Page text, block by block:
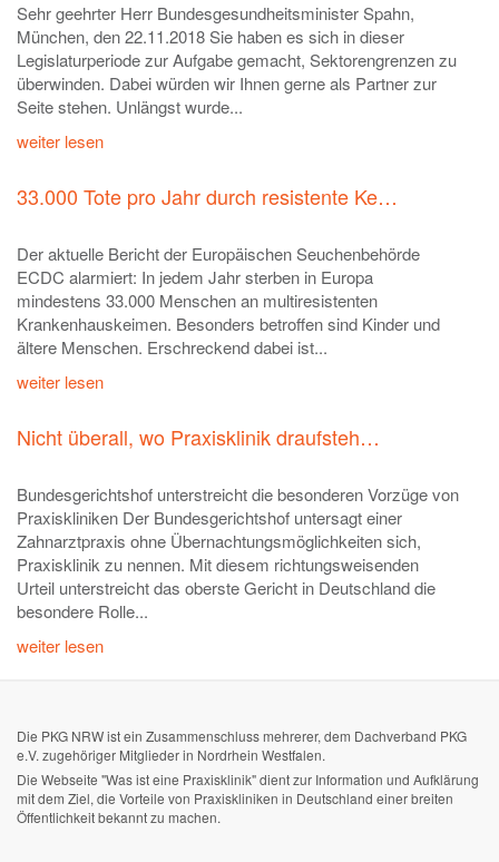
Sehr geehrter Herr Bundesgesundheitsminister Spahn,
München, den 22.11.2018 Sie haben es sich in dieser
Legislaturperiode zur Aufgabe gemacht, Sektorengrenzen zu
überwinden. Dabei würden wir Ihnen gerne als Partner zur
Seite stehen. Unlängst wurde...
weiter lesen
33.000 Tote pro Jahr durch resistente Ke…
Der aktuelle Bericht der Europäischen Seuchenbehörde
ECDC alarmiert: In jedem Jahr sterben in Europa
mindestens 33.000 Menschen an multiresistenten
Krankenhauskeimen. Besonders betroffen sind Kinder und
ältere Menschen. Erschreckend dabei ist...
weiter lesen
Nicht überall, wo Praxisklinik draufsteh…
Bundesgerichtshof unterstreicht die besonderen Vorzüge von
Praxiskliniken Der Bundesgerichtshof untersagt einer
Zahnarztpraxis ohne Übernachtungsmöglichkeiten sich,
Praxisklinik zu nennen. Mit diesem richtungsweisenden
Urteil unterstreicht das oberste Gericht in Deutschland die
besondere Rolle...
weiter lesen
Die PKG NRW ist ein Zusammenschluss mehrerer, dem Dachverband PKG
e.V. zugehöriger Mitglieder in Nordrhein Westfalen.
Die Webseite "Was ist eine Praxisklinik" dient zur Information und Aufklärung
mit dem Ziel, die Vorteile von Praxiskliniken in Deutschland einer breiten
Öffentlichkeit bekannt zu machen.